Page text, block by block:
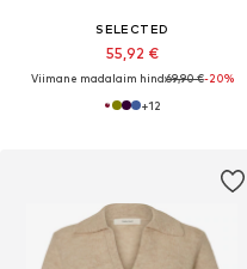
SELECTED
55,92 €
Viimane madalaim hind:69,90 €-20%
+12